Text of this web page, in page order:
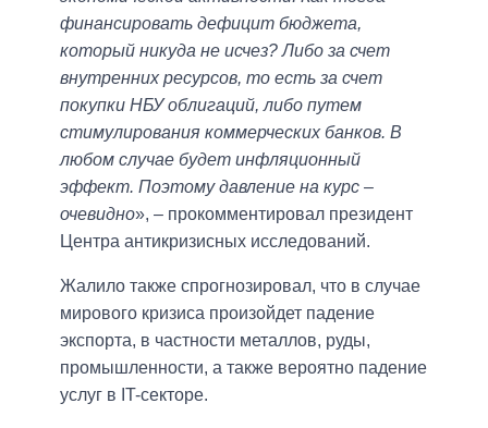
финансировать дефицит бюджета,
который никуда не исчез? Либо за счет
внутренних ресурсов, то есть за счет
покупки НБУ облигаций, либо путем
стимулирования коммерческих банков. В
любом случае будет инфляционный
эффект. Поэтому давление на курс –
очевидно», – прокомментировал президент
Центра антикризисных исследований.
Жалило также спрогнозировал, что в случае
мирового кризиса произойдет падение
экспорта, в частности металлов, руды,
промышленности, а также вероятно падение
услуг в IT-секторе.